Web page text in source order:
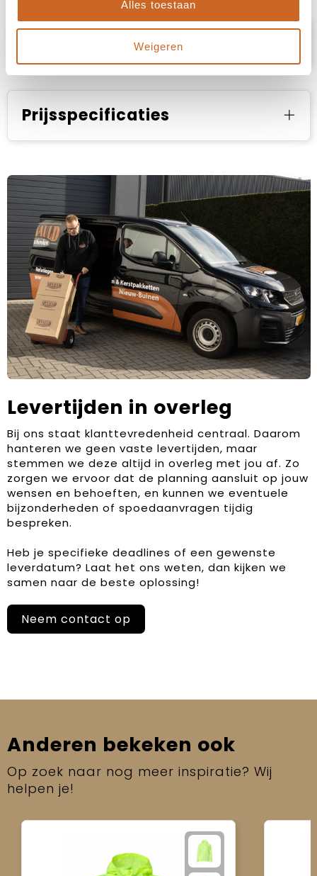
Alles toestaan
Weigeren
Specificaties
Prijsspecificaties
Levertijden in overleg
Bij ons staat klanttevredenheid centraal. Daarom
hanteren we geen vaste levertijden, maar
stemmen we deze altijd in overleg met jou af. Zo
zorgen we ervoor dat de planning aansluit op jouw
wensen en behoeften, en kunnen we eventuele
bijzonderheden of spoedaanvragen tijdig
bespreken.
Heb je specifieke deadlines of een gewenste
leverdatum? Laat het ons weten, dan kijken we
samen naar de beste oplossing!
Neem contact op
Anderen bekeken ook
Op zoek naar nog meer inspiratie? Wij
helpen je!